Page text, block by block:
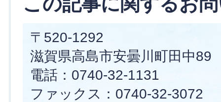
〒520-1292
滋賀県高島市安曇川町田中89
電話：0740-32-1131
ファックス：0740-32-3072